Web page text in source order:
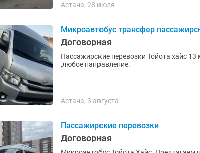
Астана, 28 июля
Микроавтобус трансфер
Договорная
Пассажирские перевозки Тойота хайс
,любое направление.
Астана, 3 августа
Пассажирские перевозки
Договорная